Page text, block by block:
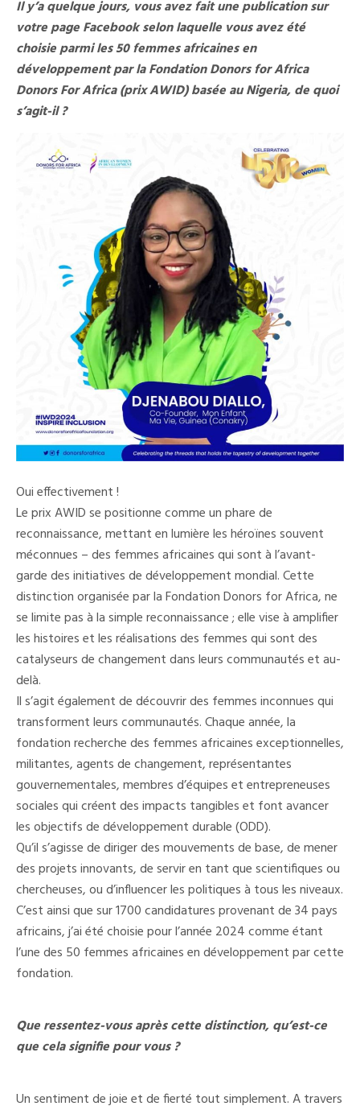
Il y’a quelque jours, vous avez fait une publication sur
votre page Facebook selon laquelle vous avez été
choisie parmi les 50 femmes africaines en
développement par la Fondation Donors for Africa
Donors For Africa (prix AWID) basée au Nigeria, de quoi
s’agit-il ?
Oui effectivement !
Le prix AWID se positionne comme un phare de
reconnaissance, mettant en lumière les héroïnes souvent
méconnues – des femmes africaines qui sont à l’avant-
garde des initiatives de développement mondial. Cette
distinction organisée par la Fondation Donors for Africa, ne
se limite pas à la simple reconnaissance ; elle vise à amplifier
les histoires et les réalisations des femmes qui sont des
catalyseurs de changement dans leurs communautés et au-
delà.
Il s’agit également de découvrir des femmes inconnues qui
transforment leurs communautés. Chaque année, la
fondation recherche des femmes africaines exceptionnelles,
militantes, agents de changement, représentantes
gouvernementales, membres d’équipes et entrepreneuses
sociales qui créent des impacts tangibles et font avancer
les objectifs de développement durable (ODD).
Qu’il s’agisse de diriger des mouvements de base, de mener
des projets innovants, de servir en tant que scientifiques ou
chercheuses, ou d’influencer les politiques à tous les niveaux.
C’est ainsi que sur 1700 candidatures provenant de 34 pays
africains, j’ai été choisie pour l’année 2024 comme étant
l’une des 50 femmes africaines en développement par cette
fondation.
Que ressentez-vous après cette distinction, qu’est-ce
que cela signifie pour vous ?
Un sentiment de joie et de fierté tout simplement. A travers